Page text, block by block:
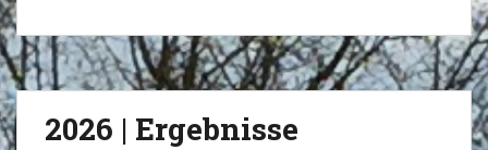
2026 | Ergebnisse